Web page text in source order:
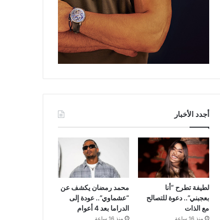
أجدد الأخبار
لطيفة تطرح “أنا
بعجبني”.. دعوة للتصالح
مع الذات
منذ 16 ساعة
محمد رمضان يكشف عن
“عشماوي”.. عودة إلى
الدراما بعد 4 أعوام
منذ 16 ساعة